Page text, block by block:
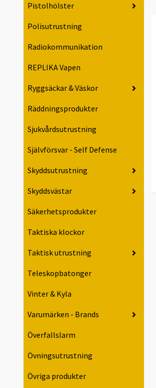
Pistolhölster
Polisutrustning
Radiokommunikation
REPLIKA Vapen
Ryggsäckar & Väskor
Räddningsprodukter
Sjukvårdsutrustning
Självförsvar - Self Defense
Skyddsutrustning
Skyddsvästar
Säkerhetsprodukter
Taktiska klockor
Taktisk utrustning
Teleskopbatonger
Vinter & Kyla
Varumärken - Brands
Överfallslarm
Övningsutrustning
Övriga produkter